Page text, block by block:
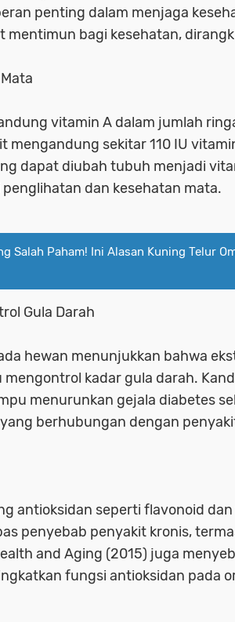
penting dalam menjaga
mentimun bagi kesehatan,
vitamin A dalam jumlah
mengandung sekitar 110 IU
dapat diubah tubuh menjadi
dan kesehatan mata.
Salah Paham! Ini Alasan Kuning Telur
Gula Darah
hewan menunjukkan bahwa
kadar gula darah.
menurunkan gejala diabetes
berhubungan dengan
antioksidan seperti flavonoid
penyebab penyakit kronis,
and Aging (2015) juga
fungsi antioksidan pada